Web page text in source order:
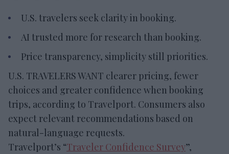
U.S. travelers seek clarity in booking.
AI trusted more for research than booking.
Price transparency, simplicity still priorities.
U.S. TRAVELERS WANT clearer pricing, fewer
choices and greater confidence when booking
trips, according to Travelport. Consumers also
expect relevant recommendations based on
natural-language requests.
Travelport’s “Traveler Confidence Survey”,